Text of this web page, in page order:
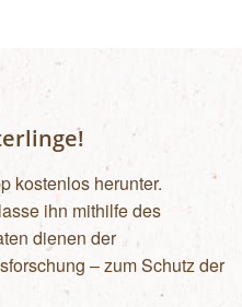
kostenlos herunter.
ihn mithilfe des
dienen der
– zum Schutz der